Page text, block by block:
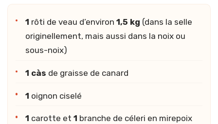
1 rôti de veau d’environ 1,5 kg (dans la selle
originellement, mais aussi dans la noix ou
sous-noix)
1 càs de graisse de canard
1 oignon ciselé
1 carotte et 1 branche de céleri en mirepoix